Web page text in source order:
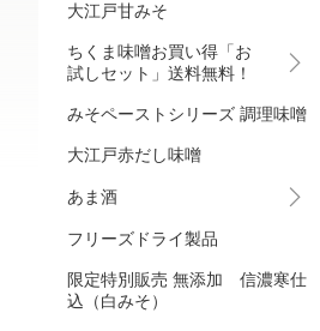
大江戸甘みそ
ちくま味噌お買い得「お
試しセット」送料無料！
みそペーストシリーズ 調理味噌
大江戸赤だし味噌
あま酒
フリーズドライ製品
限定特別販売 無添加 信濃寒仕
込（白みそ）